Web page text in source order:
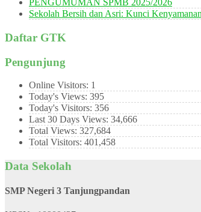
PENGUMUMAN SPMB 2025/2026
Sekolah Bersih dan Asri: Kunci
Daftar GTK
Pengunjung
Online Visitors: 1
Today's Views: 395
Today's Visitors: 356
Last 30 Days Views: 34,666
Total Views: 327,684
Total Visitors: 401,458
Data Sekolah
SMP Negeri 3 Tanjungpandan